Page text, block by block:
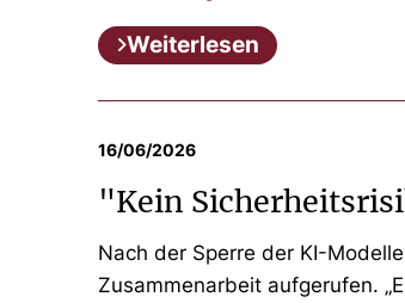
Weiterlesen
16/06/2026
"Kein
Nach der Sperre der KI-
Zusammenarbeit aufgerufen.